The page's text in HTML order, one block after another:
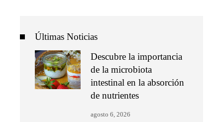
Últimas Noticias
Descubre la importancia
de la microbiota
intestinal en la absorción
de nutrientes
agosto 6, 2026